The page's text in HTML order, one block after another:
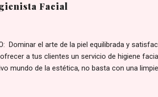
Facial
Dominar el arte de la piel equilibrada y
a tus clientes un servicio de higiene
mundo de la estética, no basta con una
, te convertirás en la experta que tus